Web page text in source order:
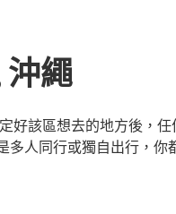
沖繩
好該區想去的地方後，
多人同行或獨自出行，你